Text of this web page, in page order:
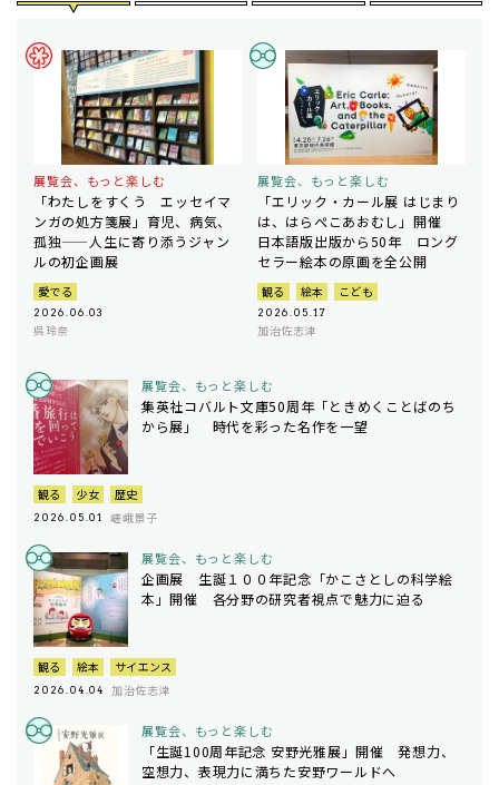
展覧会、もっと楽しむ
「わたしをすくう エッセイマ
ンガの処方箋展」育児、病気、
孤独——人生に寄り添うジャン
ルの初企画展
愛でる
2026.06.03
呉玲奈
展覧会、もっと楽しむ
「エリック・カール展 はじまり
は、はらぺこあおむし」開催
日本語版出版から50年 ロング
セラー絵本の原画を全公開
観る 絵本 こども
2026.05.17
加治佐志津
展覧会、もっと楽しむ
集英社コバルト文庫50周年「ときめくことばのち
から展」 時代を彩った名作を一望
観る 少女 歴史
2026.05.01 嵯峨景子
展覧会、もっと楽しむ
企画展 生誕１００年記念「かこさとしの科学絵
本」開催 各分野の研究者視点で魅力に迫る
観る 絵本 サイエンス
2026.04.04 加治佐志津
展覧会、もっと楽しむ
「生誕100周年記念 安野光雅展」開催 発想力、
空想力、表現力に満ちた安野ワールドへ